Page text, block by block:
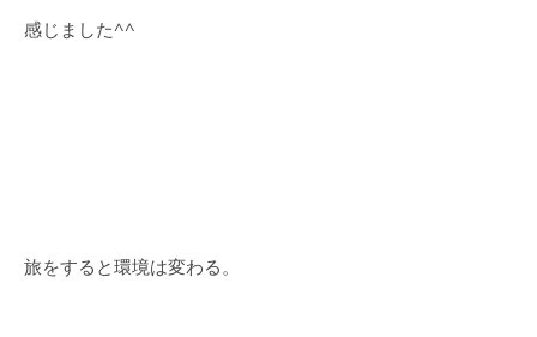
感じました^^
旅をすると環境は変わる。